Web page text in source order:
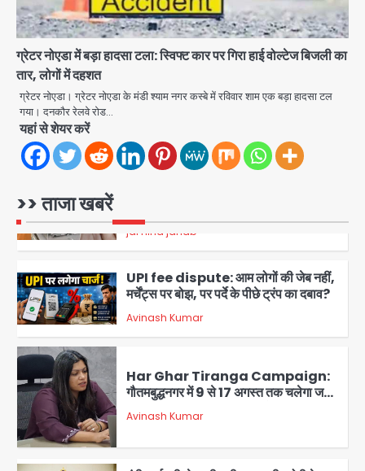
ग्रेटर नोएडा में बड़ा हादसा टला: स्विफ्ट कार पर गिरा हाई वोल्टेज बिजली का
तार, लोगों में दहशत
ग्रेटर नोएडा। ग्रेटर नोएडा के मंडी श्याम नगर कस्बे में रविवार शाम एक बड़ा हादसा टल
गया। दनकौर रेलवे रोड…
यहां से शेयर करें
>> ताजा खबरें
4
एंटी-बर्गलरी सेल की बड़ी कामयाबी, चोरी के
माल की खरीद-फरोख्त करने वाले गिरोह का
भंडाफोड़
Team JHJ
5
सरकारी भर्ती परीक्षाओं में नकल कराने वाले
समेत 7 गिरफ्तार
Team JHJ
1
मारी टक्कर, 70 वर्षीय राहगीर महिला की मौत
jai hind janab
2
UPI fee dispute: आम लोगों की जेब नहीं,
मर्चेंट्स पर बोझ, पर पर्दे के पीछे ट्रंप का दबाव?
Avinash Kumar
3
Har Ghar Tiranga Campaign:
गौतमबुद्धनगर में 9 से 17 अगस्त तक चलेगा जन-
जागरूकता महाअभियान, डीएम ने की समीक्षा
बैठक
Avinash Kumar